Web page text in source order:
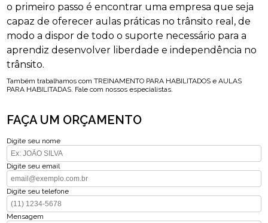
o primeiro passo é encontrar uma empresa que seja
capaz de oferecer aulas práticas no trânsito real, de
modo a dispor de todo o suporte necessário para a
aprendiz desenvolver liberdade e independência no
trânsito.
Também trabalhamos com TREINAMENTO PARA HABILITADOS e AULAS
PARA HABILITADAS. Fale com nossos especialistas.
FAÇA UM ORÇAMENTO
Digite seu nome
Digite seu email
Digite seu telefone
Mensagem